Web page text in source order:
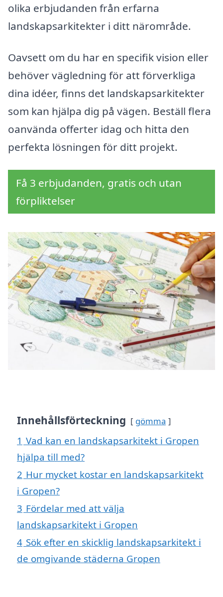
olika erbjudanden från erfarna
landskapsarkitekter i ditt närområde.
Oavsett om du har en specifik vision eller
behöver vägledning för att förverkliga
dina idéer, finns det landskapsarkitekter
som kan hjälpa dig på vägen. Beställ flera
oanvända offerter idag och hitta den
perfekta lösningen för ditt projekt.
Få 3 erbjudanden, gratis och utan
förpliktelser
Innehållsförteckning gömma
1 Vad kan en landskapsarkitekt i Gropen
hjälpa till med?
2 Hur mycket kostar en landskapsarkitekt
i Gropen?
3 Fördelar med att välja
landskapsarkitekt i Gropen
4 Sök efter en skicklig landskapsarkitekt i
de omgivande städerna Gropen